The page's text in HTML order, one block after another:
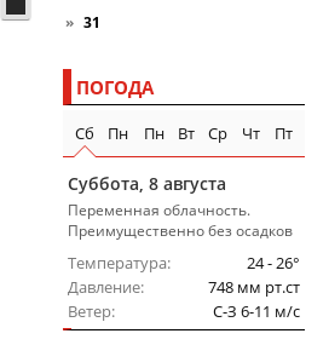
» 31
ПОГОДА
Сб Пн Пн Вт Ср Чт Пт
Суббота, 8 августа
Переменная облачность.
Преимущественно без осадков
Температура
24 - 26°
Давление
748 мм рт.ст
Ветер
C-З 6-11 м/c